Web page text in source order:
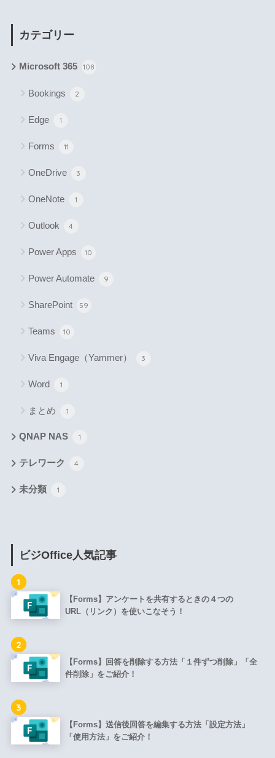
カテゴリー
Microsoft 365 108
Bookings 2
Edge 1
Forms 11
OneDrive 3
OneNote 1
Outlook 4
Power Apps 10
Power Automate 9
SharePoint 59
Teams 10
Viva Engage（Yammer） 3
Word 1
まとめ 1
QNAP NAS 1
テレワーク 4
未分類 1
ビジOffice人気記事
1
【Forms】アンケートを共有するときの４つの
URL（リンク）を使いこなそう！
2
【Forms】回答を削除する方法「１件ずつ削除」「全
件削除」をご紹介！
3
【Forms】送信後回答を編集する方法「設定方法」
「使用方法」をご紹介！